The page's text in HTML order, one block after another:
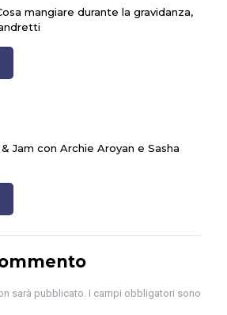
mangiare durante la gravidanza,
Jam con Archie Aroyan e Sasha
sarà pubblicato. I campi obbligatori sono